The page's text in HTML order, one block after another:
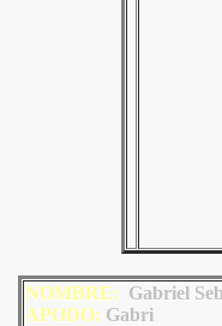
NOMBRE: Gabriel
APODO: Gabri